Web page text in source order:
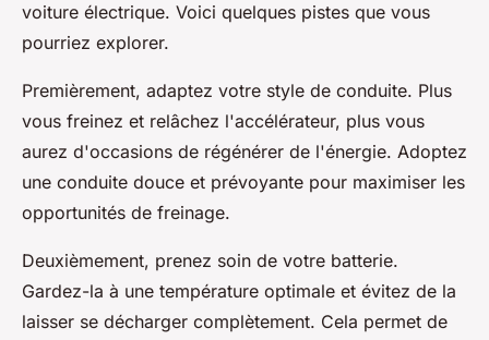
voiture électrique. Voici quelques pistes que vous
pourriez explorer.
Premièrement, adaptez votre style de conduite. Plus
vous freinez et relâchez l'accélérateur, plus vous
aurez d'occasions de régénérer de l'énergie. Adoptez
une conduite douce et prévoyante pour maximiser les
opportunités de freinage.
Deuxièmement, prenez soin de votre batterie.
Gardez-la à une température optimale et évitez de la
laisser se décharger complètement. Cela permet de